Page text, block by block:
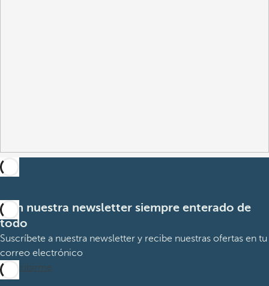
Con nuestra newsletter siempre enterado de
todo
Suscríbete a nuestra newsletter y recibe nuestras ofertas en tu
correo electrónico
Suscribirme